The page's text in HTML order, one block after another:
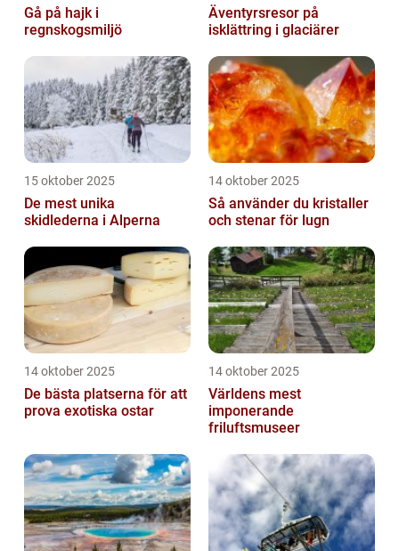
Gå på hajk i
regnskogsmiljö
Äventyrsresor på
isklättring i glaciärer
15 oktober 2025
De mest unika
skidlederna i Alperna
14 oktober 2025
Så använder du kristaller
och stenar för lugn
14 oktober 2025
De bästa platserna för att
prova exotiska ostar
14 oktober 2025
Världens mest
imponerande
friluftsmuseer